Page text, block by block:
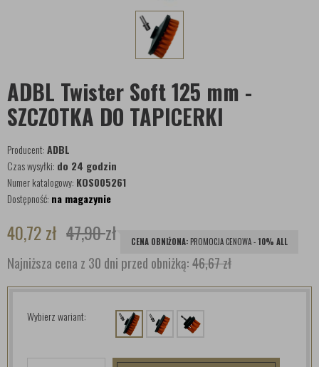
ADBL Twister Soft 125 mm -
SZCZOTKA DO TAPICERKI
Producent:ADBL
Czas wysyłki: do 24 godzin
Numer katalogowy: KOS005261
Dostępność: na magazynie
40,72zł 47,90zł CENA OBNIŻONA: PROMOCJA CENOWA -10% ALL
Najniższa cena z 30 dni przed obniżką:46,67 zł
Wybierz wariant: